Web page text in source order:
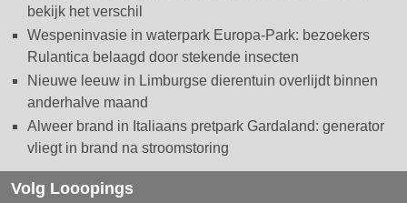
bekijk het verschil
Wespeninvasie in waterpark Europa-Park: bezoekers
Rulantica belaagd door stekende insecten
Nieuwe leeuw in Limburgse dierentuin overlijdt binnen
anderhalve maand
Alweer brand in Italiaans pretpark Gardaland: generator
vliegt in brand na stroomstoring
Volg Looopings